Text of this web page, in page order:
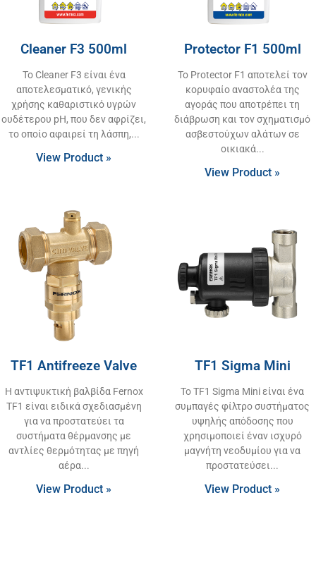
Cleaner F3 500ml
Το Cleaner F3 είναι ένα
αποτελεσματικό, γενικής
χρήσης καθαριστικό υγρών
ουδέτερου pH, που δεν αφρίζει,
το οποίο αφαιρεί τη λάσπη,
View Product »
Protector F1 500ml
Το Protector F1 αποτελεί τον
κορυφαίο αναστολέα της
αγοράς που αποτρέπει τη
διάβρωση και τον σχηματισμό
ασβεστούχων αλάτων σε
οικιακά
View Product »
TF1 Antifreeze Valve
Η αντιψυκτική βαλβίδα Fernox
TF1 είναι ειδικά σχεδιασμένη
για να προστατεύει τα
συστήματα θέρμανσης με
αντλίες θερμότητας με πηγή
αέρα
View Product »
TF1 Sigma Mini
Το TF1 Sigma Mini είναι ένα
συμπαγές φίλτρο συστήματος
υψηλής απόδοσης που
χρησιμοποιεί έναν ισχυρό
μαγνήτη νεοδυμίου για να
προστατεύσει
View Product »